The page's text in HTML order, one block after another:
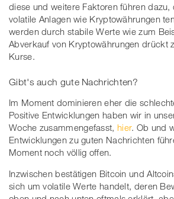
diese und weitere Faktoren führen dazu,
volatile Anlagen wie Kryptowährungen
werden durch stabile Werte wie zum
Abverkauf von Kryptowährungen drückt
Kurse.
Gibt's auch gute Nachrichten?
Im Moment dominieren eher die
Positive Entwicklungen haben wir in
Woche zusammengefasst, hier. Ob und
Entwicklungen zu guten Nachrichten
Moment noch völlig offen.
Inzwischen bestätigen Bitcoin und
sich um volatile Werte handelt, deren